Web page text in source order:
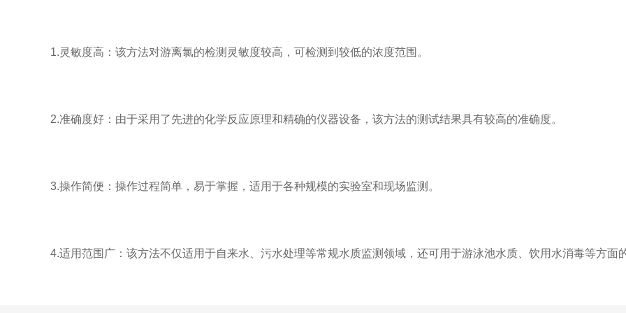
1.灵敏度高：该方法对游离氯的检测灵敏度较高，可检测到较低的浓度范围。
2.准确度好：由于采用了先进的化学反应原理和精确的仪器设备，该方法的测试结果具有较高的准确度。
3.操作简便：操作过程简单，易于掌握，适用于各种规模的实验室和现场监测。
4.适用范围广：该方法不仅适用于自来水、污水处理等常规水质监测领域，还可用于游泳池水质、饮用水消毒等方面